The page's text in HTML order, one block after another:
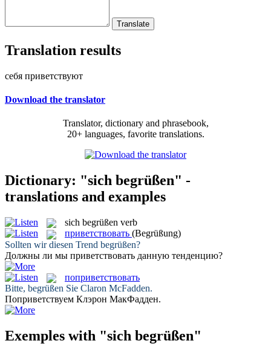
Translation results
себя приветствуют
Download the translator
Translator, dictionary and phrasebook,
20+ languages, favorite translations.
Dictionary: "sich begrüßen" -
translations and examples
sich begrüßen verb
приветствовать (Begrüßung)
Sollten wir diesen Trend begrüßen?
Должны ли мы приветствовать данную тенденцию?
поприветствовать
Bitte, begrüßen Sie Claron McFadden.
Поприветствуем Клэрон МакФадден.
Exemples with "sich begrüßen"